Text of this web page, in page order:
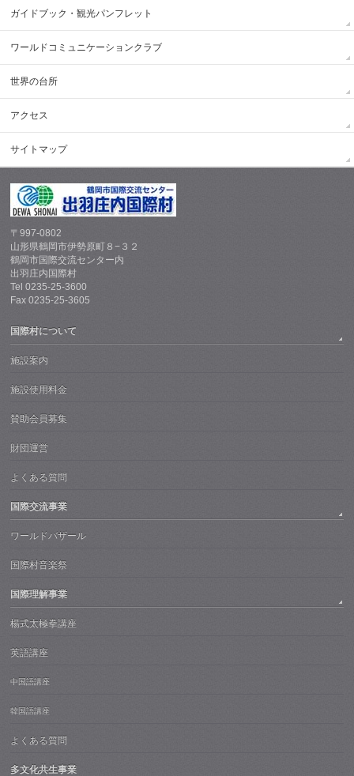
ガイドブック・観光パンフレット
ワールドコミュニケーションクラブ
世界の台所
アクセス
サイトマップ
〒997-0802
山形県鶴岡市伊勢原町８−３２
鶴岡市国際交流センター内
出羽庄内国際村
Tel 0235-25-3600
Fax 0235-25-3605
国際村について
施設案内
施設使用料金
賛助会員募集
財団運営
よくある質問
国際交流事業
ワールドバザール
国際村音楽祭
国際理解事業
楊式太極拳講座
英語講座
中国語講座
韓国語講座
よくある質問
多文化共生事業